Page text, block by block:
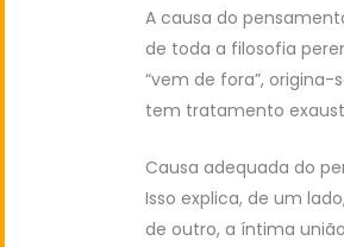
A causa do
de toda a filosofia
“vem de fora”,
tem tratamento
Causa adequada do
Isso explica, de um
de outro, a íntima